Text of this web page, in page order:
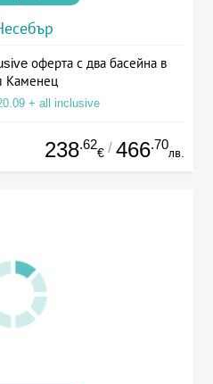
оферта с два басейна в
Каменец
+ all inclusive
238.62
€ / 466.70
лв.